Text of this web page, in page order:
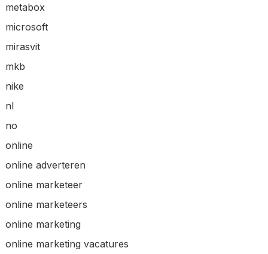
metabox
microsoft
mirasvit
mkb
nike
nl
no
online
online adverteren
online marketeer
online marketeers
online marketing
online marketing vacatures